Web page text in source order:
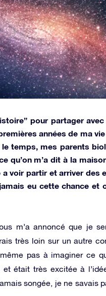
pour partager
années de ma
temps, mes parents
m’a dit à la
voir partir et arriver des
eu cette chance
m’a annoncé que je
très loin sur un autre
pas à imaginer ce
et était très excitée à
songée, je ne savais